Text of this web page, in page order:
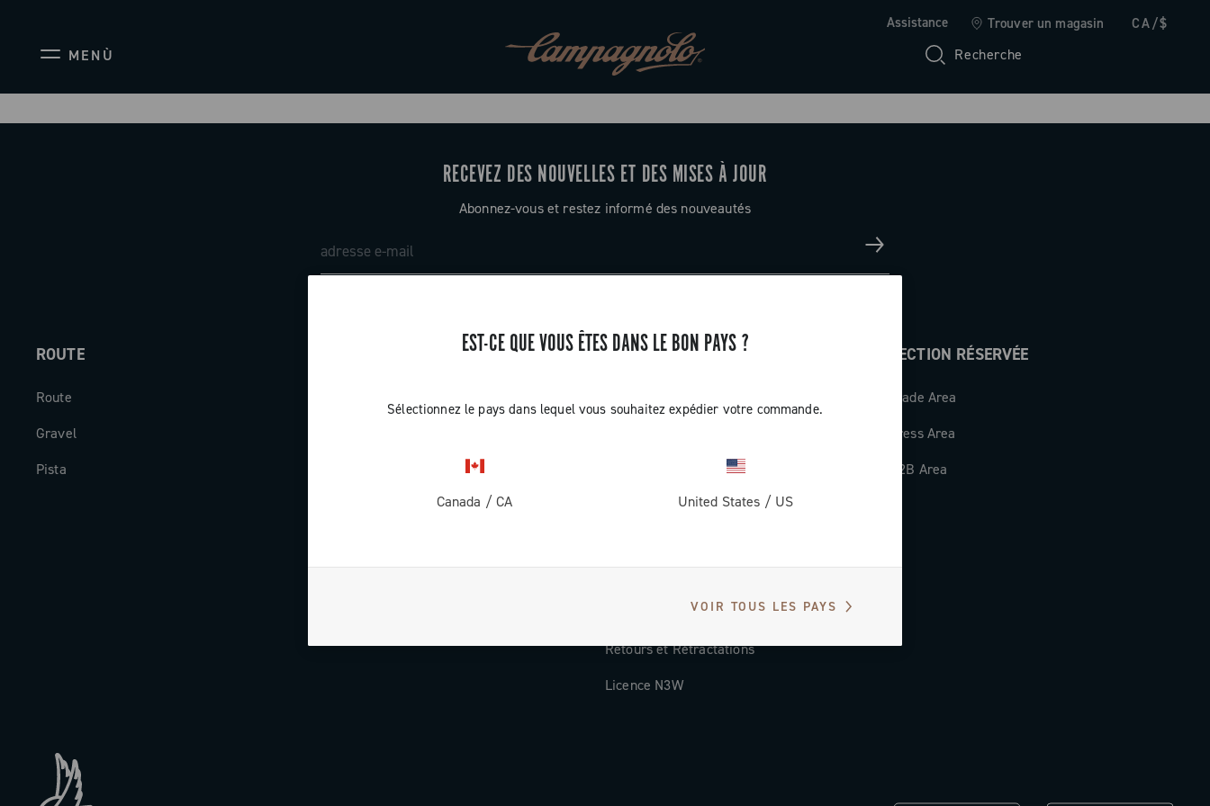
Assistance Trouver un magasin CA/$
MENÙ Recherche
EST-CE QUE VOUS ÊTES DANS LE BON PAYS ?
Sélectionnez le pays dans lequel vous souhaitez expédier votre commande.
Canada /CA United States / US
VOIR TOUS LES PAYS
RECEVEZ DES NOUVELLES ET DES MISES À JOUR
Abonnez-vous et restez informé des nouveautés
ROUTE
Route
Gravel
Pista
Travailler avec nous
ASSISTANCE
Pays et délais de livraison
Retours et Rétractations
Licence N3W
SECTION RÉSERVÉE
Trade Area
Press Area
B2B Area